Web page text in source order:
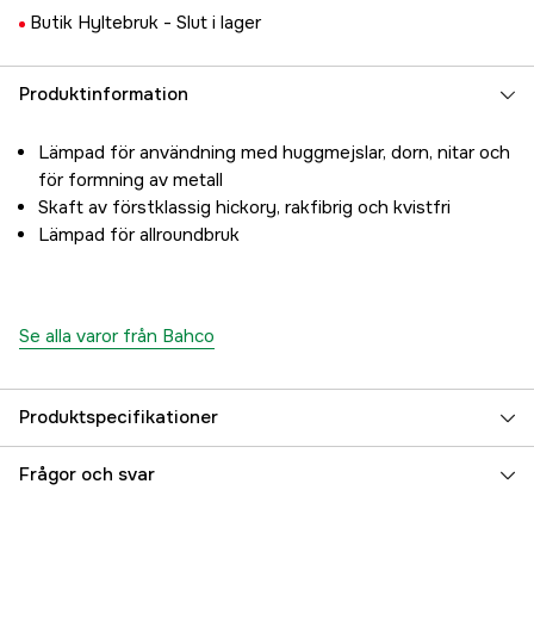
Butik Hyltebruk - Slut i lager
Produktinformation
Lämpad för användning med huggmejslar, dorn, nitar och
för formning av metall
Skaft av förstklassig hickory, rakfibrig och kvistfri
Lämpad för allroundbruk
Se alla varor från Bahco
Produktspecifikationer
Referensnummer 4000027404
Frågor och svar